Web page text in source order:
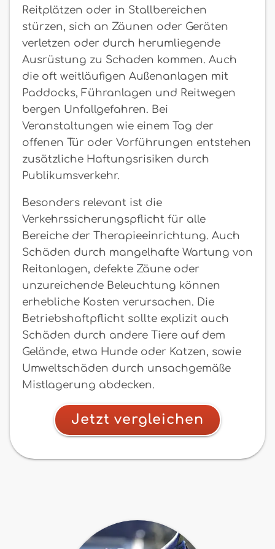
Reitplätzen oder in Stallbereichen
stürzen, sich an Zäunen oder Geräten
verletzen oder durch herumliegende
Ausrüstung zu Schaden kommen. Auch
die oft weitläufigen Außenanlagen mit
Paddocks, Führanlagen und Reitwegen
bergen Unfallgefahren. Bei
Veranstaltungen wie einem Tag der
offenen Tür oder Vorführungen entstehen
zusätzliche Haftungsrisiken durch
Publikumsverkehr.
Besonders relevant ist die
Verkehrssicherungspflicht für alle
Bereiche der Therapieeinrichtung. Auch
Schäden durch mangelhafte Wartung von
Reitanlagen, defekte Zäune oder
unzureichende Beleuchtung können
erhebliche Kosten verursachen. Die
Betriebshaftpflicht sollte explizit auch
Schäden durch andere Tiere auf dem
Gelände, etwa Hunde oder Katzen, sowie
Umweltschäden durch unsachgemäße
Mistlagerung abdecken.
Jetzt vergleichen